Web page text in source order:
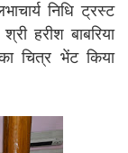
निधि ट्रस्ट
हरीश बाबरिया
चित्र भेंट किया